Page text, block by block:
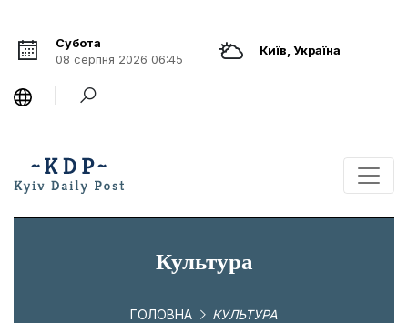
Субота
08 серпня 2026 06:45
Київ, Україна
Культура
ГОЛОВНА КУЛЬТУРА